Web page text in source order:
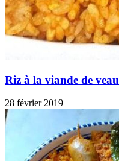
Riz à la viande de veau
28 février 2019